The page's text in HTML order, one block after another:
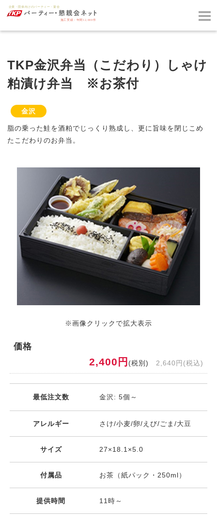
TKP金沢弁当（こだわり）しゃけ
粕漬け弁当 ※お茶付
金沢
脂の乗った鮭を酒粕でじっくり熟成し、更に旨味を閉じこめ
たこだわりのお弁当。
※画像クリックで拡大表示
価格
2,400円 (税別) 2,640円(税込)
最低注文数 金沢: 5個～
アレルギー さけ/小麦/卵/えび/ごま/大豆
サイズ 27×18.1×5.0
付属品 お茶（紙パック・250ml）
提供時間 11時～